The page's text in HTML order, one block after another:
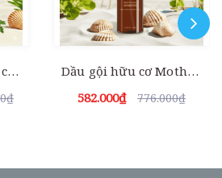
Combo dầu gội hữu cơ + Dầu hấp Motherland Argan Essential Hair Mask | Chăm sóc toàn diện cho mái tóc 1000ml
Dầu gội hữu cơ Motherland Argan & Moringa| Giảm rụng | Kích thích mọc tóc | Kiềm dầu chống bết tóc
582.000₫
776.000₫